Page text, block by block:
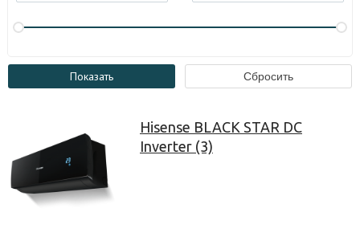
Hisense BLACK STAR DC
Inverter (3)